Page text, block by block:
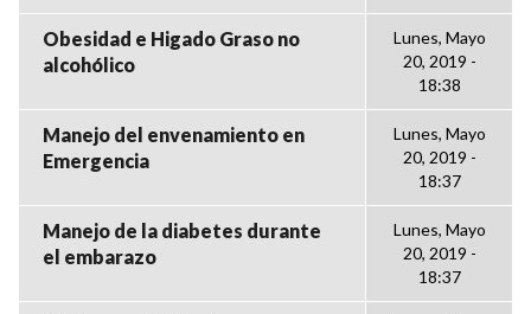
Obesidad e Higado Graso no
alcohólico
Lunes, Mayo
20, 2019 -
18:38
Manejo del envenamiento en
Emergencia
Lunes, Mayo
20, 2019 -
18:37
Manejo de la diabetes durante
el embarazo
Lunes, Mayo
20, 2019 -
18:37